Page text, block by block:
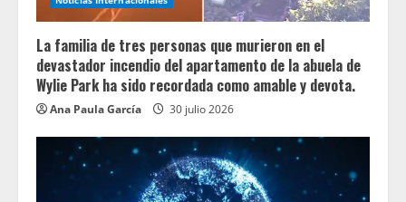
La familia de tres personas que murieron en el
devastador incendio del apartamento de la abuela de
Wylie Park ha sido recordada como amable y devota.
Ana Paula García 30 julio 2026